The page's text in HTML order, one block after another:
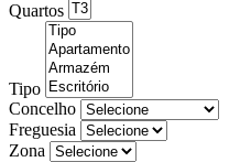
Quartos
Tipo
Concelho
Freguesia
Zona